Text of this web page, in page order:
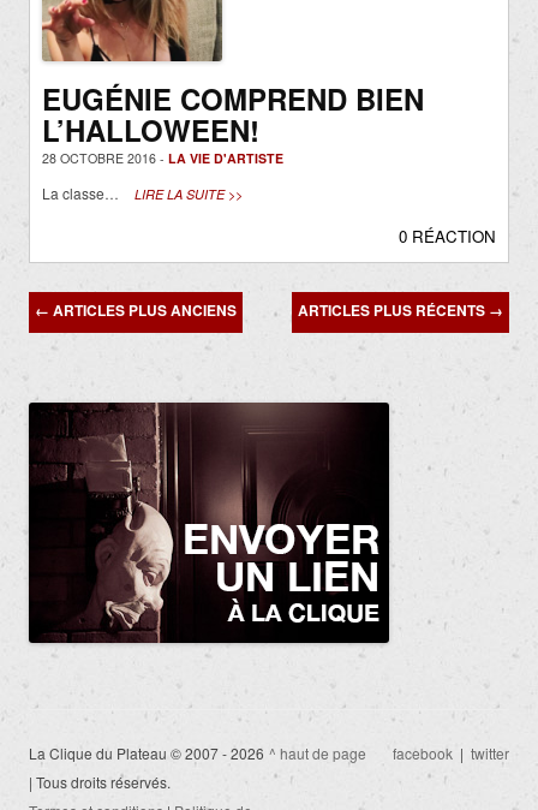
EUGÉNIE COMPREND BIEN
L’HALLOWEEN!
28 OCTOBRE 2016 - LA VIE D'ARTISTE
La classe… LIRE LA SUITE >>
0 RÉACTION
Navigation
des
← ARTICLES PLUS ANCIENS ARTICLES PLUS RÉCENTS →
La Clique du Plateau © 2007 - 2026
| Tous droits réservés.
^ haut de page facebook | twitter